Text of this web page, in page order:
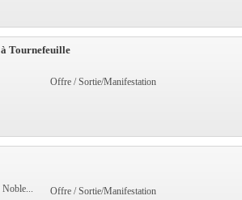
Tournefeuille
Offre / Sortie/Manifestation
Offre / Sortie/Manifestation